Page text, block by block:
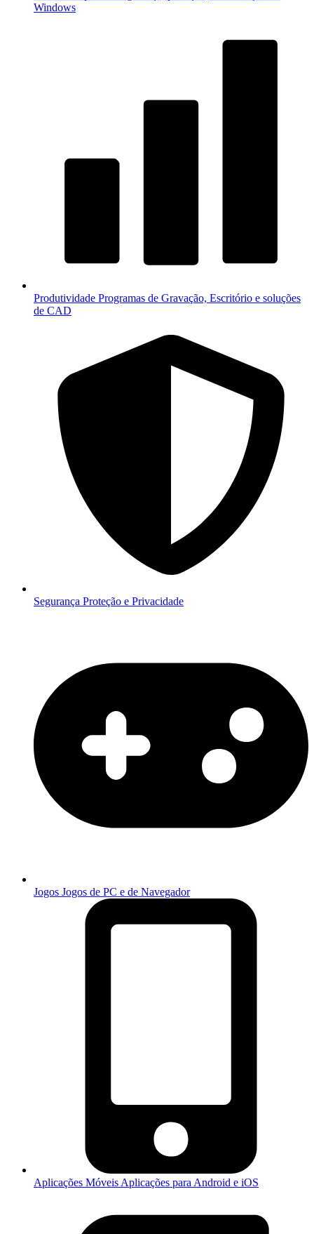
Windows
Produtividade Programas de Gravação, Escritório e soluções
de CAD
Segurança Proteção e Privacidade
Jogos Jogos de PC e de Navegador
Aplicações Móveis Aplicações para Android e iOS